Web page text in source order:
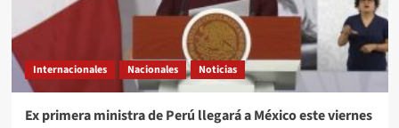
Internacionales Nacionales Noticias
Ex primera ministra de Perú llegará a México este viernes